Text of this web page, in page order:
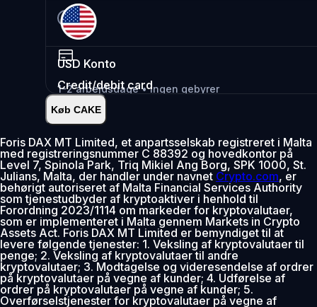
USD Konto
1-2 arbejdsdage • Ingen gebyrer
Credit/debit card
Øjeblikkelig
0% gebyr de første 30 dage
Tilføj
Køb CAKE
Foris DAX MT Limited, et anpartsselskab registreret i Malta
med registreringsnummer C 88392 og hovedkontor på
Level 7, Spinola Park, Triq Mikiel Ang Borg, SPK 1000, St.
Julians, Malta, der handler under navnet Crypto.com, er
behørigt autoriseret af Malta Financial Services Authority
som tjenestudbyder af kryptoaktiver i henhold til
Forordning 2023/1114 om markeder for kryptovalutaer,
som er implementeret i Malta gennem Markets in Crypto
Assets Act. Foris DAX MT Limited er bemyndiget til at
levere følgende tjenester: 1. Veksling af kryptovalutaer til
penge; 2. Veksling af kryptovalutaer til andre
kryptovalutaer; 3. Modtagelse og videresendelse af ordrer
på kryptovalutaer på vegne af kunder; 4. Udførelse af
ordrer på kryptovalutaer på vegne af kunder; 5.
Overførselstjenester for kryptovalutaer på vegne af